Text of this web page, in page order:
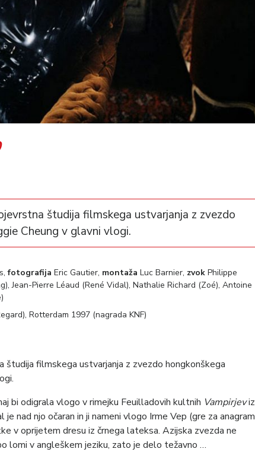
študija filmskega ustvarjanja z zvezdo
Cheung v glavni vlogi.
fotografija Eric Gautier, montaža Luc Barnier, zvok Philippe
Jean-Pierre Léaud (René Vidal), Nathalie Richard (Zoé), Antoine
Rotterdam 1997 (nagrada KNF)
filmskega ustvarjanja z zvezdo hongkonškega
bi odigrala vlogo v rimejku Feuilladovih kultnih Vampirjeviz
nad njo očaran in ji nameni vlogo Irme Vep (gre za anagram
v oprijetem dresu iz črnega lateksa. Azijska zvezda ne
lomi v angleškem jeziku, zato je delo težavno …